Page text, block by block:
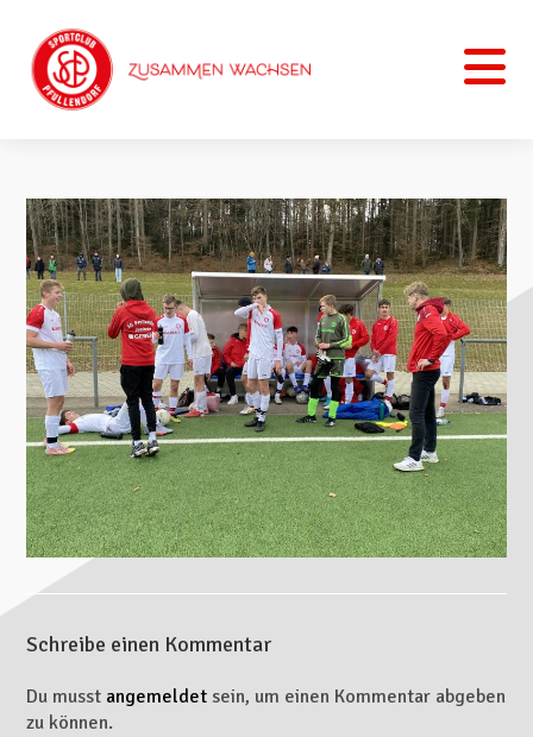
Schreibe einen Kommentar
Du musst angemeldet sein, um einen Kommentar abgeben
zu können.